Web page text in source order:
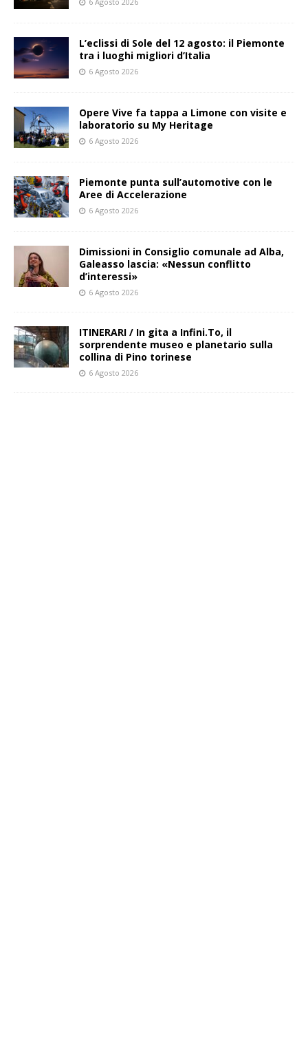
L’eclissi di Sole del 12 agosto: il Piemonte
tra i luoghi migliori d’Italia
6 Agosto 2026
Opere Vive fa tappa a Limone con visite e
laboratorio su My Heritage
6 Agosto 2026
Piemonte punta sull’automotive con le
Aree di Accelerazione
6 Agosto 2026
Dimissioni in Consiglio comunale ad Alba,
Galeasso lascia: «Nessun conflitto
d’interessi»
6 Agosto 2026
ITINERARI / In gita a Infini.To, il
sorprendente museo e planetario sulla
collina di Pino torinese
6 Agosto 2026